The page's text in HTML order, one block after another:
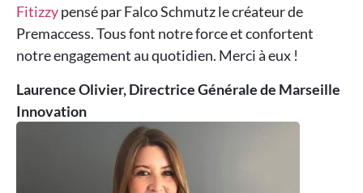
Fitizzypensé par Falco Schmutz le créateur de
Premaccess. Tous font notre force et confortent
notre engagement au quotidien. Merci à eux !
Laurence Olivier, Directrice Générale de Marseille
Innovation